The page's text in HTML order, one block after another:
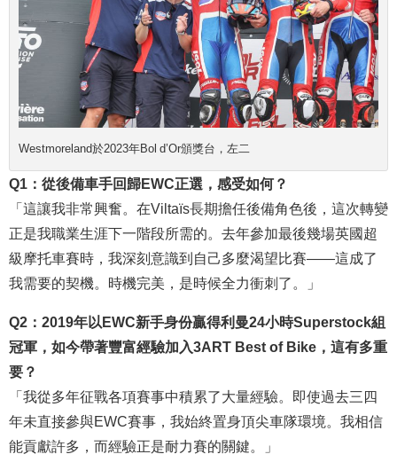
Westmoreland於2023年Bol d’Or頒獎台，左二
Q1：從後備車手回歸EWC正選，感受如何？
「這讓我非常興奮。在Viltaïs長期擔任後備角色後，這次轉變
正是我職業生涯下一階段所需的。去年參加最後幾場英國超
級摩托車賽時，我深刻意識到自己多麼渴望比賽——這成了
我需要的契機。時機完美，是時候全力衝刺了。」
Q2：2019年以EWC新手身份贏得利曼24小時Superstock組
冠軍，如今帶著豐富經驗加入3ART Best of Bike，這有多重
要？
「我從多年征戰各項賽事中積累了大量經驗。即使過去三四
年未直接參與EWC賽事，我始終置身頂尖車隊環境。我相信
能貢獻許多，而經驗正是耐力賽的關鍵。」